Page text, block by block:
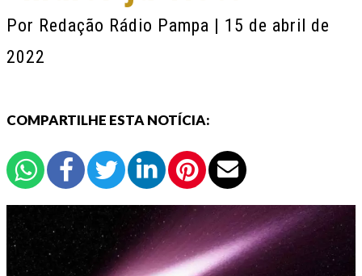
Por Redação Rádio Pampa | 15 de abril de
2022
COMPARTILHE ESTA NOTÍCIA: